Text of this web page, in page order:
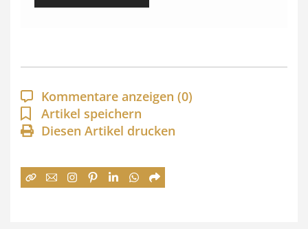
p
a
n
n
:
Kommentare anzeigen (0)
Artikel speichern
Diesen Artikel drucken